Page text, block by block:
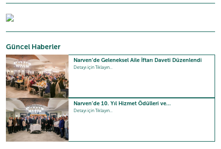
Güncel Haberler
Narven’de Geleneksel Aile İftarı Daveti Düzenlendi
Detayı için Tıklayın...
Narven’de 10. Yıl Hizmet Ödülleri ve…
Detayı için Tıklayın...